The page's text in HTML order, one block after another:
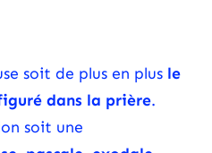
soit de plus en plus le
dans la prière.
soit une